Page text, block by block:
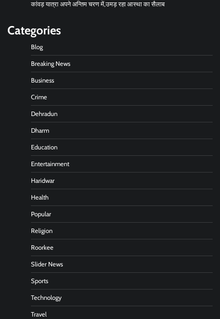
कांवड़ यात्रा अपने अन्तिम चरण में,उमड़ रहा आस्था का सैलाब
Categories
Blog
Breaking News
Business
Crime
Dehradun
Dharm
Education
Entertainment
Haridwar
Health
Popular
Religion
Roorkee
Slider News
Sports
Technology
Travel